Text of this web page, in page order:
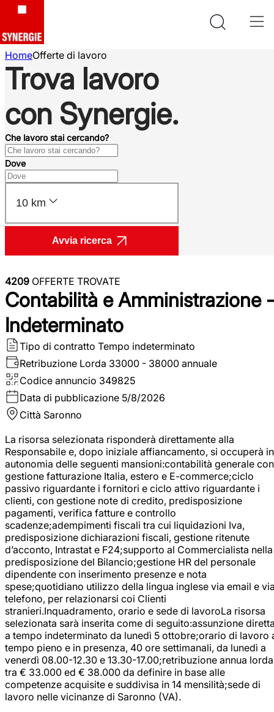
HomeOfferte di lavoro
Trova lavoro
con Synergie.
Che lavoro stai cercando?
Dove
10 km
Avvia ricerca
4209 OFFERTE TROVATE
Contabilità e Amministrazione -
Indeterminato
Tipo di contratto Tempo indeterminato
Retribuzione Lorda 33000 - 38000 annuale
Codice annuncio 349825
Data di pubblicazione 5/8/2026
Città Saronno
La risorsa selezionata risponderà direttamente alla
Responsabile e, dopo iniziale affiancamento, si occuperà in
autonomia delle seguenti mansioni:contabilità generale con
gestione fatturazione Italia, estero e E-commerce;ciclo
passivo riguardante i fornitori e ciclo attivo riguardante i
clienti, con gestione note di credito, predisposizione
pagamenti, verifica fatture e controllo
scadenze;adempimenti fiscali tra cui liquidazioni Iva,
predisposizione dichiarazioni fiscali, gestione ritenute
d’acconto, Intrastat e F24;supporto al Commercialista nella
predisposizione del Bilancio;gestione HR del personale
dipendente con inserimento presenze e nota
spese;quotidiano utilizzo della lingua inglese via email e
telefono, per relazionarsi coi Clienti
stranieri.Inquadramento, orario e sede di lavoroLa risorsa
selezionata sarà inserita come di seguito:assunzione
a tempo indeterminato da lunedì 5 ottobre;orario di lavoro
tempo pieno e in presenza, 40 ore settimanali, da lunedì a
venerdì 08.00-12.30 e 13.30-17.00;retribuzione annua lorda
tra € 33.000 ed € 38.000 da definire in base alle
competenze acquisite e suddivisa in 14 mensilità;sede di
lavoro nelle vicinanze di Saronno (VA).